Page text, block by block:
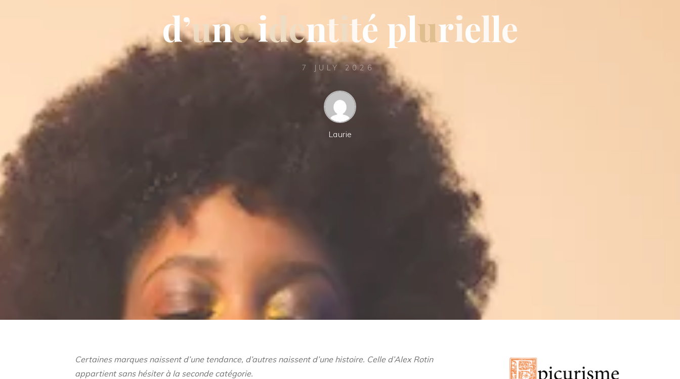
d’uneident té plurielle
7 JULY 2026
Laurie
Certaines marques naissent d’une tendance, d’autres naissent d’une histoire. Celle d’Alex Rotin
appartient sans hésiter à la seconde catégorie.